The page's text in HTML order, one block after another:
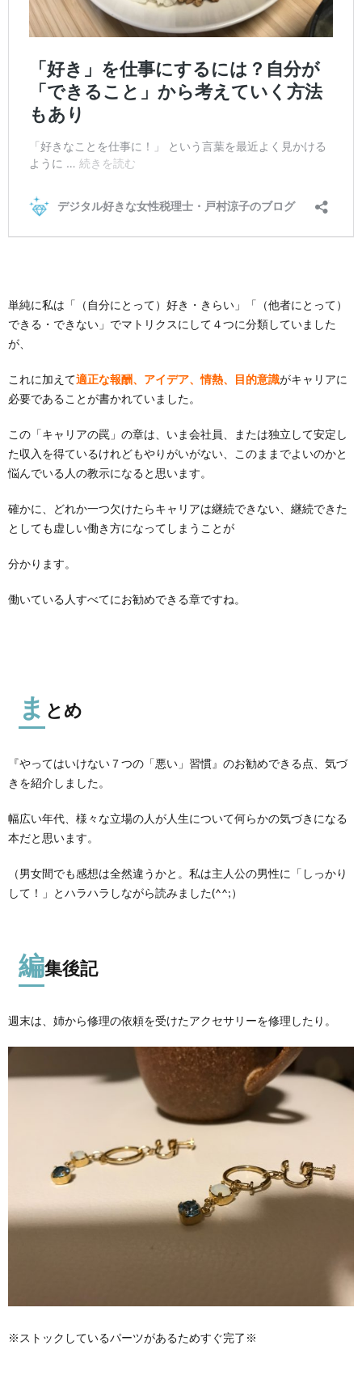
単純に私は「（自分にとって）好き・きらい」「（他者にとって）
できる・できない」でマトリクスにして４つに分類していました
が、
これに加えて適正な報酬、アイデア、情熱、目的意識がキャリアに
必要であることが書かれていました。
この「キャリアの罠」の章は、いま会社員、または独立して安定し
た収入を得ているけれどもやりがいがない、このままでよいのかと
悩んでいる人の教示になると思います。
確かに、どれか一つ欠けたらキャリアは継続できない、継続できた
としても虚しい働き方になってしまうことが
分かります。
働いている人すべてにお勧めできる章ですね。
ま とめ
『やってはいけない７つの「悪い」習慣』のお勧めできる点、気づ
きを紹介しました。
幅広い年代、様々な立場の人が人生について何らかの気づきになる
本だと思います。
（男女間でも感想は全然違うかと。私は主人公の男性に「しっかり
して！」とハラハラしながら読みました(^^;）
編集後記
週末は、姉から修理の依頼を受けたアクセサリーを修理したり。
※ストックしているパーツがあるためすぐ完了※